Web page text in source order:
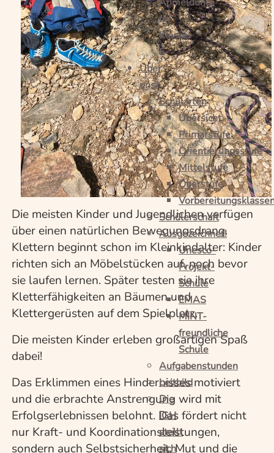
für
Klasse
5
Über
uns
Schularten
Übersicht
Primarstufe
Orientierungsstufe
Mittelstufe
Oberstufe
Schülerschaft
Ausgezeichnet!
Unesco-
Projekt-
Schule
EMAS
MINT-
freundliche
Schule
Aufgabenstunden
Leitbild
Die
IGH
stellt
sich
Die meisten Kinder und Jugendlichen verfügen
über einen natürlichen Bewegungsdrang.
Klettern beginnt schon im Kleinkindalter: Kinder
richten sich an Möbelstücken auf, noch bevor
sie laufen lernen. Später testen sie ihre
Kletterfähigkeiten an Bäumen und
Klettergerüsten auf dem Spielplatz.
Die meisten Kinder erleben großartigen Spaß
dabei!
Das Erklimmen eines Hindernisses motiviert
und die erbrachte Anstrengung wird mit
Erfolgserlebnissen belohnt. Das fördert nicht
nur Kraft- und Koordinationsleistungen,
sondern auch Selbstsicherheit, Mut und die